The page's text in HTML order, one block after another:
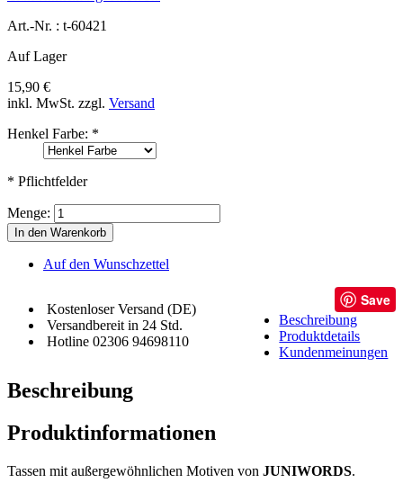
Art.-Nr. : t-60421
Auf Lager
15,90 €
inkl. MwSt. zzgl. Versand
Henkel Farbe: *
* Pflichtfelder
Menge:
In den Warenkorb
Auf den Wunschzettel
Kostenloser Versand (DE)
Versandbereit in 24 Std.
Hotline 02306 94698110
Save
Beschreibung
Produktdetails
Kundenmeinungen
Beschreibung
Produktinformationen
Tassen mit außergewöhnlichen Motiven von JUNIWORDS.